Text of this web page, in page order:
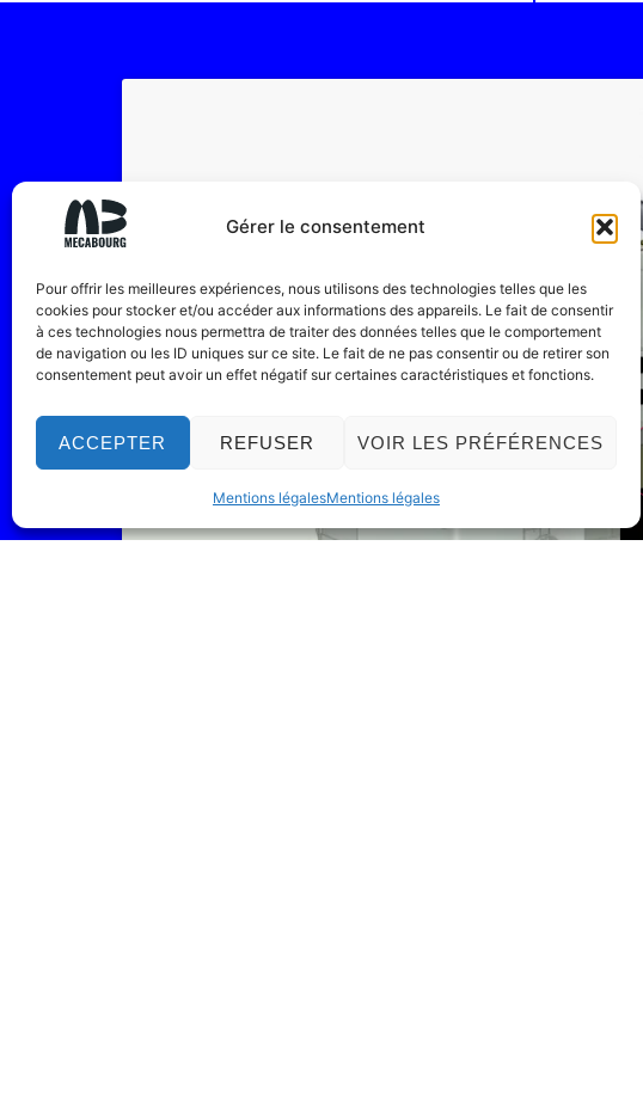
Gérer le consentement
Pour offrir les meilleures expériences, nous utilisons des technologies telles que les
cookies pour stocker et/ou accéder aux informations des appareils. Le fait de consentir
à ces technologies nous permettra de traiter des données telles que le comportement
de navigation ou les ID uniques sur ce site. Le fait de ne pas consentir ou de retirer son
consentement peut avoir un effet négatif sur certaines caractéristiques et fonctions.
ACCEPTER REFUSER VOIR LES PRÉFÉRENCES
Mentions légalesMentions légales